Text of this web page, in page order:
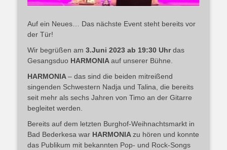
Auf ein Neues… Das nächste Event steht bereits vor
der Tür!
Wir begrüßen am 3.Juni 2023 ab 19:30 Uhrdas
Gesangsduo HARMONIAauf unserer Bühne.
HARMONIA– das sind die beiden mitreißend
singenden Schwestern Nadja und Talina, die bereits
seit mehr als sechs Jahren von Timo an der Gitarre
begleitet werden.
Bereits auf dem letzten Burghof-Weihnachtsmarkt in
Bad Bederkesa war HARMONIAzu hören und konnte
das Publikum mit bekannten Pop- und Rock-Songs